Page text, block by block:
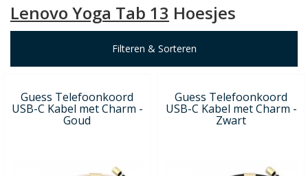
Lenovo Yoga Tab 13 Hoesjes
Filteren & Sorteren
Guess Telefoonkoord
USB-C Kabel met Charm -
Goud
Guess Telefoonkoord
USB-C Kabel met Charm -
Zwart